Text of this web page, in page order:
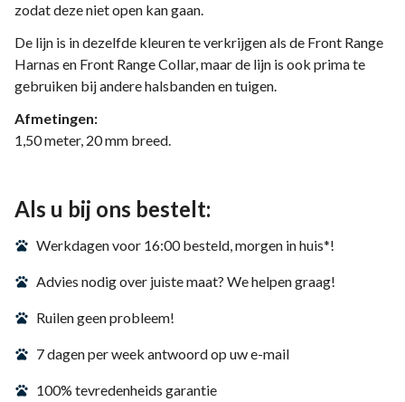
zodat deze niet open kan gaan.
De lijn is in dezelfde kleuren te verkrijgen als de Front Range
Harnas en Front Range Collar, maar de lijn is ook prima te
gebruiken bij andere halsbanden en tuigen.
Afmetingen:
1,50 meter, 20 mm breed.
Als u bij ons bestelt:
Werkdagen voor 16:00 besteld, morgen in huis*!
Advies nodig over juiste maat? We helpen graag!
Ruilen geen probleem!
7 dagen per week antwoord op uw e-mail
100% tevredenheids garantie